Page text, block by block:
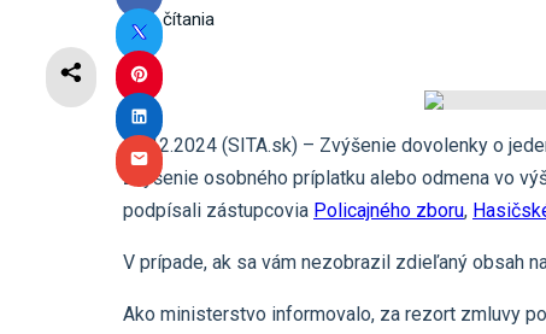
min čítania
22.12.2024 (SITA.sk) – Zvýšenie dovolenky o
zvýšenie osobného príplatku alebo odmena vo
podpísali zástupcovia Policajného zboru,
V prípade, ak sa vám nezobrazil zdieľaný obsah
Ako ministerstvo informovalo, za rezort zmluvy